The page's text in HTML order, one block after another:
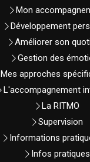
Mon
Développement
Améliorer son
Gestion des
Mes approches
L'accompagnement
La RITMO
Supervision
Informations
Infos pratiques